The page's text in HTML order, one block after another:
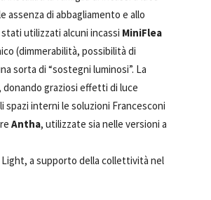
di abbagliamento e allo
utilizzati alcuni incassi MiniFlea
(dimmerabilità, possibilità di
sorta di “sostegni luminosi”. La
graziosi effetti di luce
spazi interni le soluzioni Francesconi
Antha, utilizzate sia nelle versioni a
a supporto della collettività nel